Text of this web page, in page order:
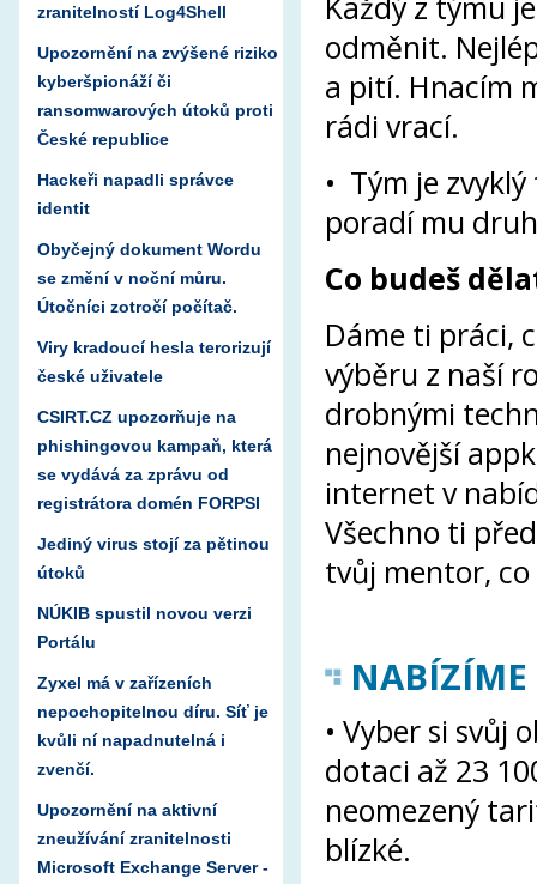
zranitelností Log4Shell
Upozornění na zvýšené riziko
kyberšpionáží či
ransomwarových útoků proti
České republice
Hackeři napadli správce
identit
Obyčejný dokument Wordu
se změní v noční můru.
Útočníci zotročí počítač.
Viry kradoucí hesla terorizují
české uživatele
CSIRT.CZ upozorňuje na
phishingovou kampaň, která
se vydává za zprávu od
registrátora domén FORPSI
Jediný virus stojí za pětinou
útoků
NÚKIB spustil novou verzi
Portálu
Zyxel má v zařízeních
nepochopitelnou díru. Síť je
kvůli ní napadnutelná i
zvenčí.
Upozornění na aktivní
zneužívání zranitelnosti
Microsoft Exchange Server -
odměnit.
a pití. Hnacím
rádi vrací.
• Tým je
poradí mu
Co budeš
Dáme ti práci,
výběru z naší
drobnými
nejnovější
internet v
Všechno ti
tvůj mentor,
NABÍZÍME
• Vyber si svůj
dotaci až 23
neomezený
blízké.